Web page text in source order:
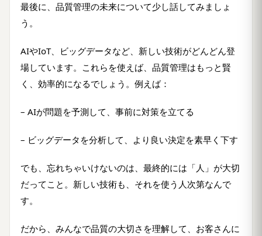
最後に、品質管理の未来について少し話してみましょ
う。
AIやIoT、ビッグデータなど、新しい技術がどんどん登
場しています。これらを使えば、品質管理はもっと賢
く、効率的になるでしょう。例えば：
– AIが問題を予測して、事前に対策を立てる
– ビッグデータを分析して、より良い決定を素早く下す
でも、忘れちゃいけないのは、最終的には「人」が大切
だってこと。新しい技術も、それを使う人次第なんで
す。
だから、みんなで品質の大切さを理解して、お客さんに